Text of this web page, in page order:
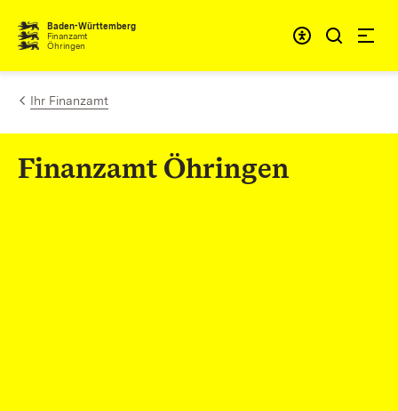
Zum Inhalt springen
Baden-Württemberg
Finanzamt
Öhringen
Ihr Finanzamt
Finanzamt Öhringen